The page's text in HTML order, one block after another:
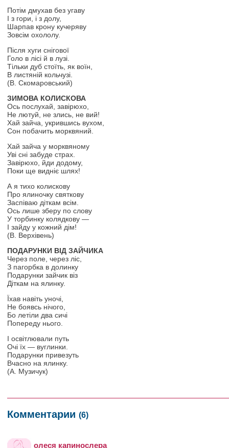
Потім дмухав без угаву
І з гори, і з долу,
Шарпав крону кучеряву
Зовсім охололу.
Після хуги снігової
Голо в лісі й в лузі.
Тільки дуб стоїть, як воїн,
В листяній кольчузі.
(В. Скомаровський)
ЗИМОВА КОЛИСКОВА
Ось послухай, завірюхо,
Не лютуй, не злись, не вий!
Хай зайча, укрившись вухом,
Сон побачить морквяний.
Хай зайча у морквяному
Уві сні забуде страх.
Завірюхо, йди додому,
Поки ще видніє шлях!
А я тихо колискову
Про ялиночку святкову
Заспіваю діткам всім.
Ось лише зберу по слову
У торбинку колядкову —
І зайду у кожний дім!
(В. Верхівень)
ПОДАРУНКИ ВІД ЗАЙЧИКА
Через поле, через ліс,
З пагорбка в долинку
Подарунки зайчик віз
Діткам на ялинку.
Їхав навіть уночі,
Не боявсь нічого,
Бо летіли два сичі
Попереду нього.
І освітлювали путь
Очі їх — вуглинки.
Подарунки привезуть
Вчасно на ялинку.
(А. Музичук)
Комментарии (6)
олеся капинослера